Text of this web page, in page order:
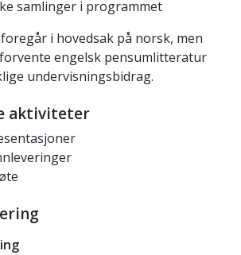
samlinger i programmet
i hovedsak på norsk, men
engelsk pensumlitteratur
undervisningsbidrag.
aktiviteter